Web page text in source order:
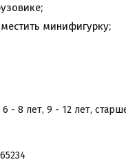
минифигурку;
6 - 8 лет, 9 - 12 лет,